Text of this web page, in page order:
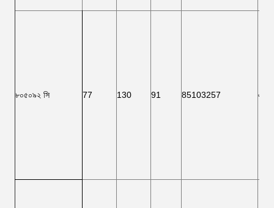
৮০৫০৯২ সি 77 130 91 85103257 এফ